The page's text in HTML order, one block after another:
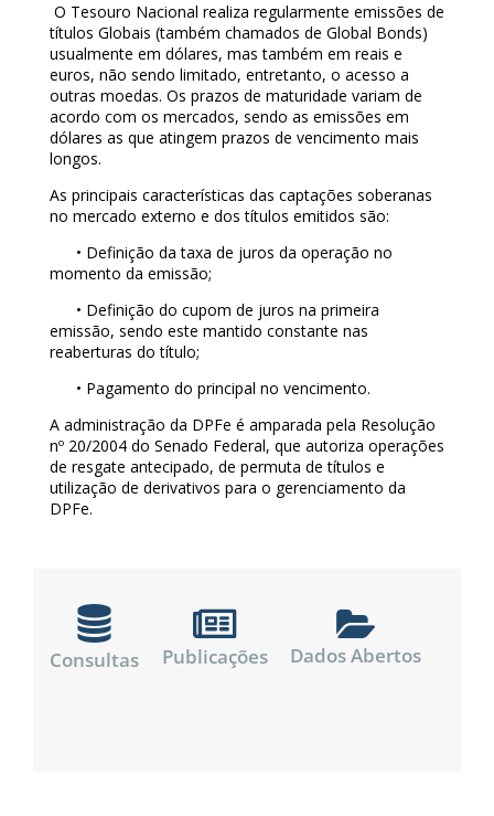
O Tesouro Nacional realiza regularmente emissões de
títulos Globais (também chamados de Global Bonds)
usualmente em dólares, mas também em reais e
euros, não sendo limitado, entretanto, o acesso a
outras moedas. Os prazos de maturidade variam de
acordo com os mercados, sendo as emissões em
dólares as que atingem prazos de vencimento mais
longos.
As principais características das captações soberanas
no mercado externo e dos títulos emitidos são:
• Definição da taxa de juros da operação no
momento da emissão;
• Definição do cupom de juros na primeira
emissão, sendo este mantido constante nas
reaberturas do título;
• Pagamento do principal no vencimento.
A administração da DPFe é amparada pela Resolução
nº 20/2004 do Senado Federal, que autoriza operações
de resgate antecipado, de permuta de títulos e
utilização de derivativos para o gerenciamento da
DPFe.
Consultas Publicações Dados Abertos